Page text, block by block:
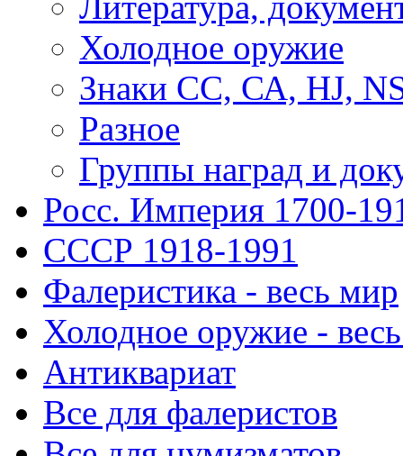
Холодное оружие
Знаки СС, СА, HJ,
Разное
Группы наград и
Росс. Империя 1700-
СССР 1918-1991
Фалеристика - весь мир
Холодное оружие -
Антиквариат
Все для фалеристов